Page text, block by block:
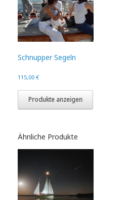
Schnupper Segeln
115,00 €
Produkte anzeigen
Ähnliche Produkte